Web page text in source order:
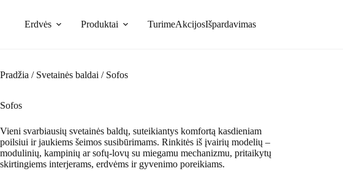
contentErdvės Produktai TurimeAkcijosIšpardavimas
Pradžia / Svetainės baldai / Sofos
Sofos
Vieni svarbiausių svetainės baldų, suteikiantys komfortą kasdieniam
poilsiui ir jaukiems šeimos susibūrimams. Rinkitės iš įvairių modelių –
modulinių, kampinių ar sofų-lovų su miegamu mechanizmu, pritaikytų
skirtingiems interjerams, erdvėms ir gyvenimo poreikiams.